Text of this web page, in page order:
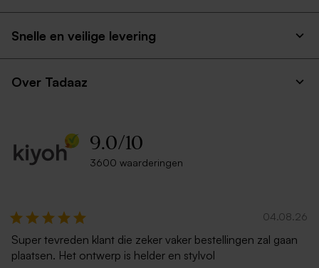
Snelle en veilige levering
Over Tadaaz
9.0/10
3600 waarderingen
04.08.26
Super tevreden klant die zeker vaker bestellingen zal gaan
plaatsen. Het ontwerp is helder en stylvol